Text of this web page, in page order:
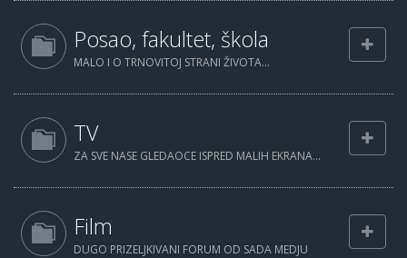
Posao, fakultet, škola
MALO I O TRNOVITOJ STRANI ŽIVOTA...
TV
ZA SVE NASE GLEDAOCE ISPRED MALIH EKRANA...
Film
DUGO PRIZELJKIVANI FORUM OD SADA MEDJU